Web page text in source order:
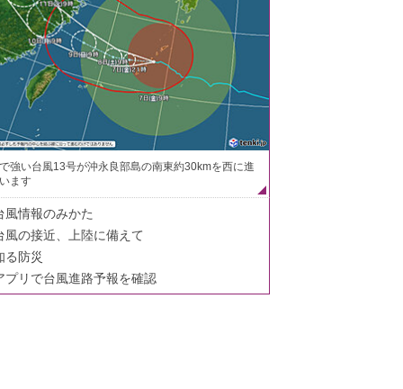
強い台風13号が沖永良部島の南東約30kmを西に進
ます
風情報のみかた
風の接近、上陸に備えて
る防災
プリで台風進路予報を確認